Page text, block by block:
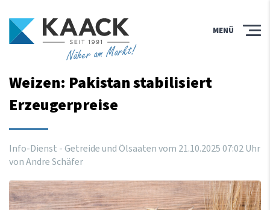
Näher am Markt!
MENÜ
Weizen: Pakistan stabilisiert
Erzeugerpreise
Info-Dienst - Getreide und Ölsaaten vom 21.10.202507:02Uhr
von Andre Schäfer